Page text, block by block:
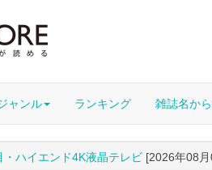
ャンル ランキング 雑誌名か
・ハイエンド4K液晶テレビ [2026年08